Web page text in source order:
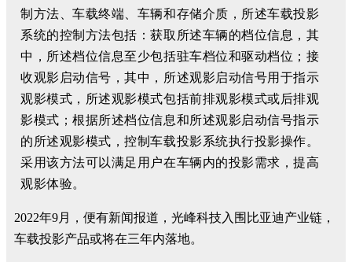
制方法、车载终端、车辆和存储介质，所述车载投影
系统的控制方法包括：获取所述车辆的档位信息，其
中，所述档位信息至少包括驻车档位和驱动档位；接
收观影启动信号，其中，所述观影启动信号用于指示
观影模式，所述观影模式包括前排观影模式或后排观
影模式；根据所述档位信息和所述观影启动信号指示
的所述观影模式，控制车载投影系统执行投影操作。
采用该方法可以满足用户在车辆内的投影需求，提高
观影体验。
2022年9月，便有新闻报道，光峰科技入围比亚迪产业链，
车载投影产品或将在三年内落地。